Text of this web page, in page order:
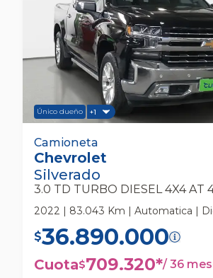
Único dueño +1
Chevrolet Silverado 3.0 Td
At 4p Camioneta
Camioneta
Chevrolet
Silverado
3.0 TD TURBO DIESEL 4X4 AT
2022 | 83.043 Km | Automatica |
$36.890.000
Cuota$709.320*/ 36